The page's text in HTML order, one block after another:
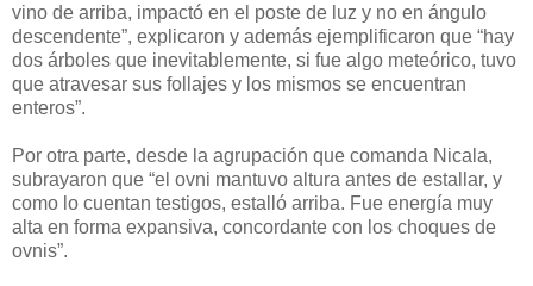
vino de arriba, impactó en el poste de luz y no en ángulo
descendente”, explicaron y además ejemplificaron que “hay
dos árboles que inevitablemente, si fue algo meteórico, tuvo
que atravesar sus follajes y los mismos se encuentran
enteros”.
Por otra parte, desde la agrupación que comanda Nicala,
subrayaron que “el ovni mantuvo altura antes de estallar, y
como lo cuentan testigos, estalló arriba. Fue energía muy
alta en forma expansiva, concordante con los choques de
ovnis”.